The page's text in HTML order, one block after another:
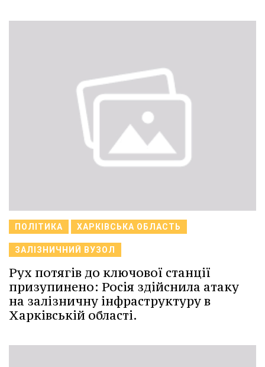
ПОЛІТИКА ХАРКІВСЬКА ОБЛАСТЬ
ЗАЛІЗНИЧНИЙ ВУЗОЛ
Рух потягів до ключової станції
призупинено: Росія здійснила атаку
на залізничну інфраструктуру в
Харківській області.